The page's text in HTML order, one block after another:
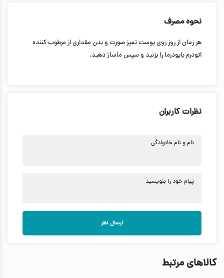
نحوه مصرف
هر زمان از روز روی پوست تمیز صورت و بدن مقداری از مرطوب کننده
اتودرم بایودرما را بزنید و سپس ماساژ دهید.
نظرات کاربران
نام و نام خانوادگی
پیام خود را بنویسید
ارسال نظر
کالاهای مرتبط